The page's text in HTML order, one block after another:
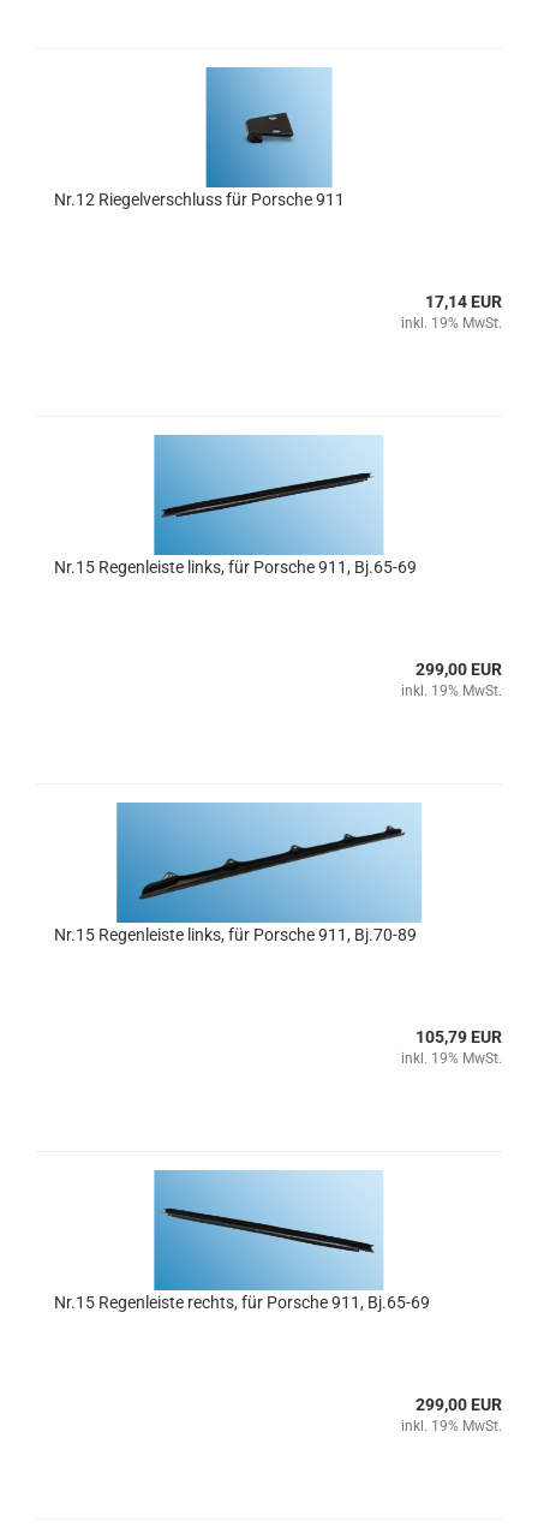
Nr.12 Riegelverschluss für Porsche 911
17,14 EUR
inkl. 19% MwSt.
Nr.15 Regenleiste links, für Porsche 911, Bj.65-69
299,00 EUR
inkl. 19% MwSt.
Nr.15 Regenleiste links, für Porsche 911, Bj.70-89
105,79 EUR
inkl. 19% MwSt.
Nr.15 Regenleiste rechts, für Porsche 911, Bj.65-69
299,00 EUR
inkl. 19% MwSt.